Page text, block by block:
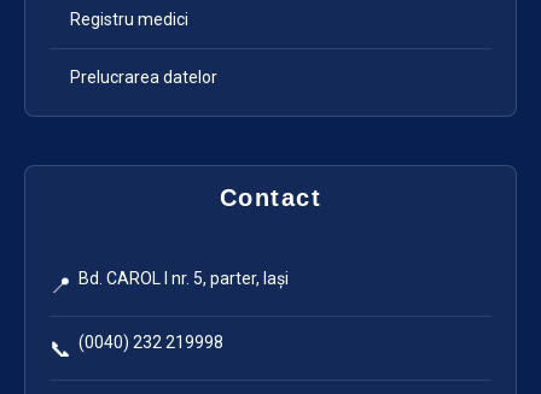
Registru medici
Prelucrarea datelor
Contact
📍 Bd. CAROL I nr. 5, parter, Iași
📞 (0040) 232 219998